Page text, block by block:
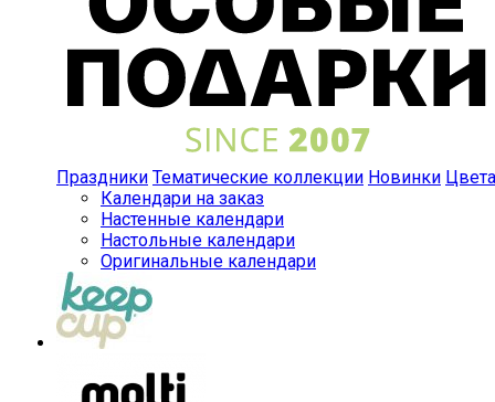
Праздники Тематические коллекции Новинки Цвета
Календари на заказ
Настенные календари
Настольные календари
Оригинальные календари